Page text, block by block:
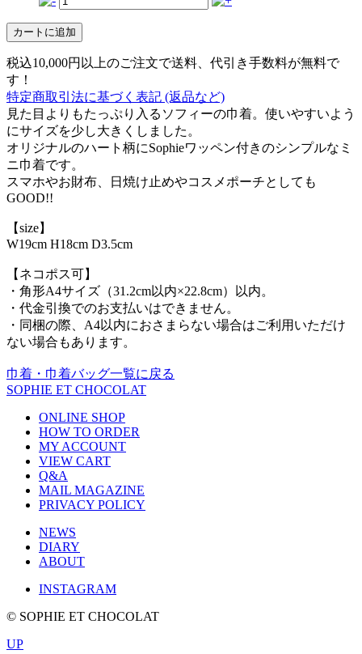
カートに追加
税込10,000円以上のご注文で送料、代引き手数料が無料で
す！
特定商取引法に基づく表記 (返品など)
見た目よりもたっぷり入るソフィーの巾着。使いやすいよう
にサイズを少し大きくしました。
オリジナルのハート柄にSophieワッペン付きのシンプルなミ
ニ巾着です。
スマホやお財布、日焼け止めやコスメポーチとしても
GOOD!!
【size】
W19cm H18cm D3.5cm
【ネコポス可】
・角形A4サイズ（31.2cm以内×22.8cm）以内。
・代金引換でのお支払いはできません。
・同梱の際、A4以内におさまらない場合はご利用いただけ
ない場合もあります。
巾着・巾着バッグ一覧に戻る
SOPHIE ET CHOCOLAT
ONLINE SHOP
HOW TO ORDER
MY ACCOUNT
VIEW CART
Q&A
MAIL MAGAZINE
PRIVACY POLICY
NEWS
DIARY
ABOUT
INSTAGRAM
© SOPHIE ET CHOCOLAT
UP